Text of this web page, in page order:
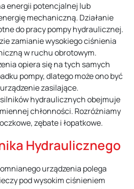
energii potencjalnej lub
mechaniczną. Działanie
do pracy pompy hydraulicznej.
zamianie wysokiego ciśnienia
w ruchu obrotowym.
opiera się na tych samych
pompy, dlatego może ono być
zasilające.
hydraulicznych obejmuje
chłonności. Rozróżniamy
zębate i łopatkowe.
Hydraulicznego
urządzenia polega
pod wysokim ciśnieniem